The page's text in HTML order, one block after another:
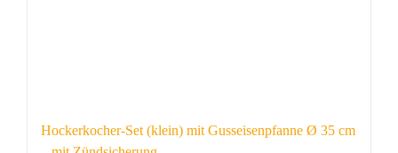
Hockerkocher-Set (klein) mit Gusseisenpfanne Ø 35 cm